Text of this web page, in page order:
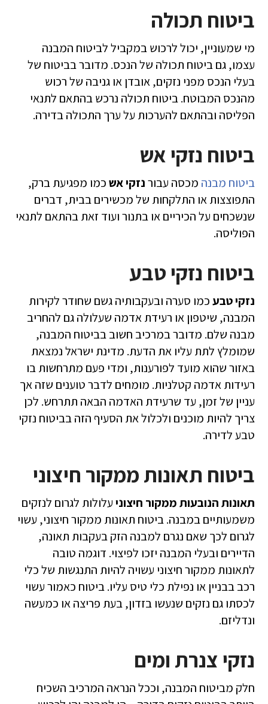
ביטוח תכולה
מי שמעוניין, יכול לרכוש במקביל לביטוח המבנה
עצמו, גם ביטוח תכולה של הנכס. מדובר בביטוח של
בעלי הנכס מפני נזקים, אובדן או גניבה של רכוש
מהנכס המבוטח. ביטוח תכולה נרכש בהתאם לתנאי
הפליסה ובהתאם להערכות על ערך התכולה בדירה.
ביטוח נזקי אש
ביטוח מבנה מכסה עבורנזקי אשכמו מפגיעת ברק,
התפוצצות או התלקחות של מכשירים בבית, דברים
שנשכחים על הכיריים או בתנור ועוד זאת בהתאם לתנאי
הפוליסה.
ביטוח נזקי טבע
נזקי טבעכמו סערה ובעקבותיה גשם שחודר לקירות
המבנה, שיטפון או רעידת אדמה שעלולה גם להחריב
מבנה שלם. מדובר במרכיב חשוב בביטוח המבנה,
שמומלץ לתת עליו את הדעת. מדינת ישראל נמצאת
באזור שהוא מועד לפורענות, ומדי פעם מתרחשות בו
רעידות אדמה קטלניות. מומחים לדבר טוענים שזה אך
עניין של זמן, עד שרעידת האדמה הבאה תתרחש. לכן
צריך להיות מוכנים ולכלול את הסעיף הזה בביטוח נזקי
טבע לדירה.
ביטוח תאונות ממקור חיצוני
תאונות הנובעות ממקור חיצוניעלולות לגרום לנזקים
משמעותיים במבנה. ביטוח תאונות ממקור חיצוני, עשוי
לגרום לכך שאם נגרם למבנה הזק בעקבות תאונה,
הדיירים ובעלי המבנה יזכו לפיצוי. דוגמה טובה
לתאונות ממקור חיצוני עשויה להיות התנגשות של כלי
רכב בבניין או נפילת כלי טיס עליו. ביטוח כאמור עשוי
לכסתו גם נזקים שנעשו בזדון, בעת פריצה או כמעשה
ונדליזם.
נזקי צנרת ומים
חלק מביטוח המבנה, וככל הנראה המרכיב השכיח